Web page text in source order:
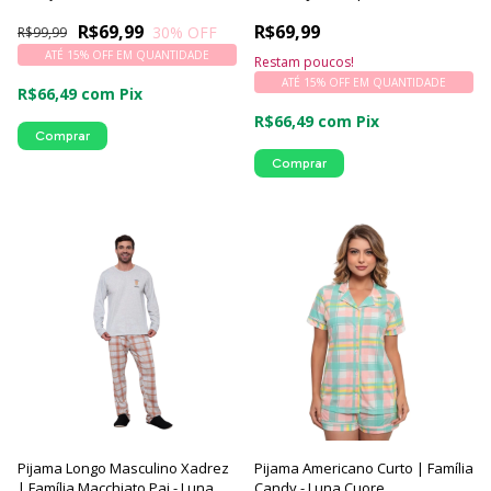
R$69,99
R$99,99 30% OFF
ATÉ 15% OFF EM QUANTIDADE
R$66,49 com Pix
Comprar
R$69,99
ATÉ 15% OFF EM QUANTIDADE
R$66,49 com Pix
Restam poucos!
Comprar
Pijama Longo Masculino Xadrez
Pijama Americano Curto | Família